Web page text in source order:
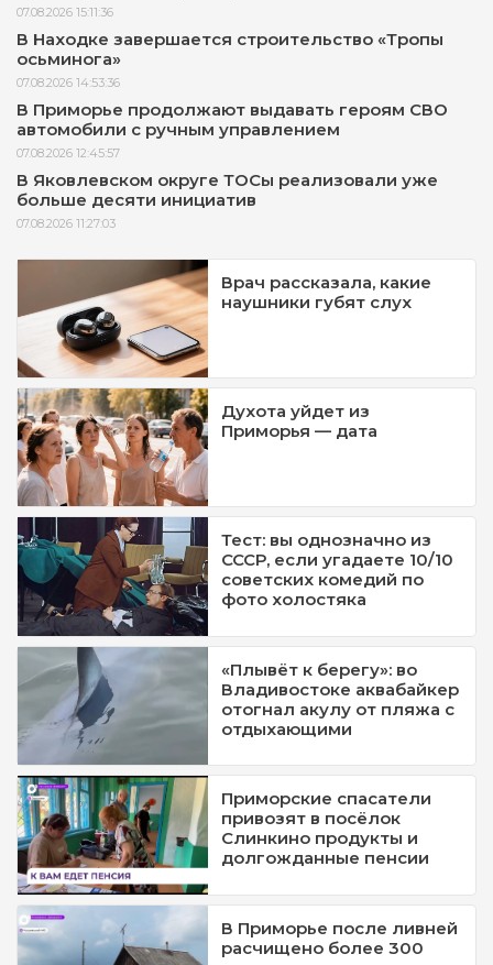
07.08.2026 15:11:36
В Находке завершается строительство «Тропы
осьминога»
07.08.2026 14:53:36
В Приморье продолжают выдавать героям СВО
автомобили с ручным управлением
07.08.2026 12:45:57
В Яковлевском округе ТОСы реализовали уже
больше десяти инициатив
07.08.2026 11:27:03
Врач рассказала, какие
наушники губят слух
Духота уйдет из
Приморья — дата
Тест: вы однозначно из
СССР, если угадаете 10/10
советских комедий по
фото холостяка
«Плывёт к берегу»: во
Владивостоке аквабайкер
отогнал акулу от пляжа с
отдыхающими
Приморские спасатели
привозят в посёлок
Слинкино продукты и
долгожданные пенсии
В Приморье после ливней
расчищено более 300